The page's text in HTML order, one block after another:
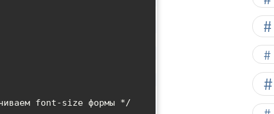
font-size формы */